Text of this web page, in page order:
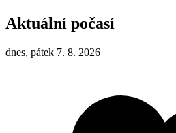
Aktuální počasí
dnes, pátek 7. 8. 2026